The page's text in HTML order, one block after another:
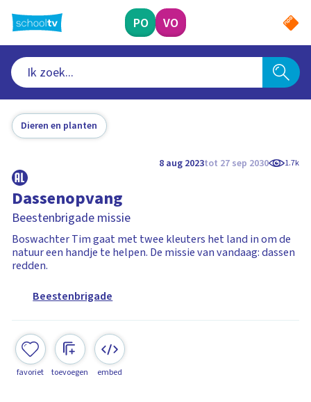
naar
hoofdinhoud
PO VO
Dieren en planten
8 aug 2023tot 27 sep 2030 1.7k
Dassenopvang
Beestenbrigade missie
Boswachter Tim gaat met twee kleuters het land in om de
natuur een handje te helpen. De missie van vandaag: dassen
redden.
Beestenbrigade
favoriet toevoegen embed